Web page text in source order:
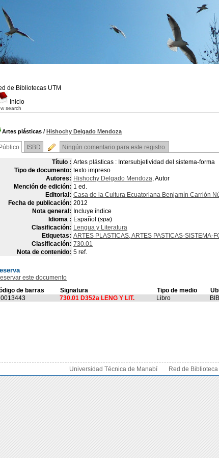
de Bibliotecas UTM
Inicio
search
Artes plásticas / Hishochy Delgado Mendoza
Público ISBD Ningún comentario para este registro.
Título : Artes plásticas : Intersubjetividad del sistema-forma
Tipo de documento: texto impreso
Autores: Hishochy Delgado Mendoza, Autor
Mención de edición: 1 ed.
Editorial: Casa de la Cultura Ecuatoriana Benjamín Carrión
Fecha de publicación: 2012
Nota general: Incluye índice
Idioma : Español (spa)
Clasificación: Lengua y Literatura
Etiquetas: ARTES PLASTICAS, ARTES PASTICAS-SISTEMA-
Clasificación: 730.01
Nota de contenido: 5 ref.
este documento
de barras
Signatura Tipo de medio
730.01 D352a LENG Y LIT. Libro
Universidad Técnica de Manabí Red de Biblioteca